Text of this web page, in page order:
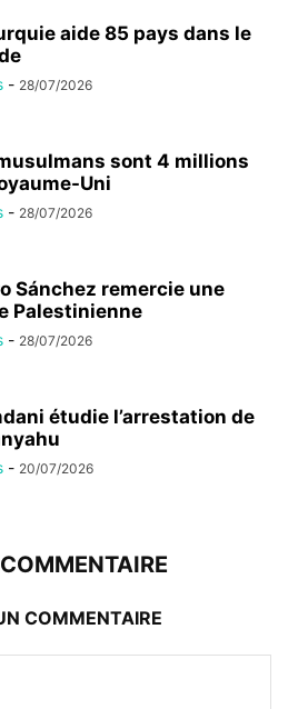
aide 85 pays dans le
- 28/07/2026
sont 4 millions
Uni
- 28/07/2026
Sánchez remercie une
Palestinienne
- 28/07/2026
étudie l’arrestation de
- 20/07/2026
COMMENTAIRE